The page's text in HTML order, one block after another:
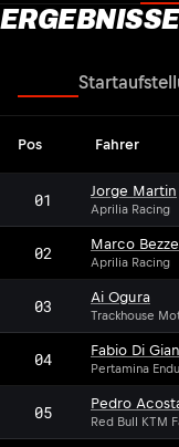
ERGEBNISSE
Pos Fahrer
01 Jorge Martin
Aprilia Racing
02 Marco
Aprilia Racing
03 Ai Ogura
Trackhouse
04 Fabio Di
Pertamina
05 Pedro
Red Bull KTM